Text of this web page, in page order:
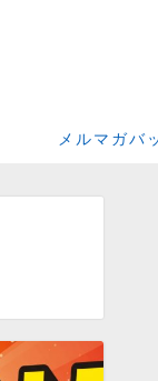
メルマガバ